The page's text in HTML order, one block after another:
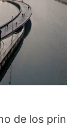
de los